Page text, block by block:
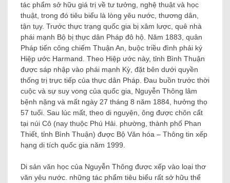
tác phẩm sở hữu giá trị về tư tưởng, nghệ thuật và học
thuật, trong đó tiêu biểu là lòng yêu nước, thương dân,
tận tụy. Trước thực trạng quốc gia bị xâm lược, quê nhà
phái mạnh Bộ bị thực dân Pháp đô hộ. Năm 1883, quân
Pháp tiến công chiếm Thuận An, buộc triều đình phải ký
Hiệp ước Harmand. Theo Hiệp ước này, tỉnh Bình Thuận
được sáp nhập vào phái mạnh Kỳ, đặt bên dưới quyền
thống trị trực tiếp của thực dân Pháp. Đau buồn trước thời
cuộc và sự suy vong của quốc gia, Nguyễn Thông lâm
bệnh nặng và mất ngày 27 tháng 8 năm 1884, hưởng thọ
57 tuổi. Sau lúc mất, theo di nguyện, ông được chôn cất
tại núi Cô (nay thuộc Phú Hải. phường, thành phố Phan
Thiết, tỉnh Bình Thuận) được Bộ Văn hóa – Thông tin xếp
hạng di tích quốc gia năm 1999.
Di sản văn học của Nguyễn Thông được xếp vào loại thơ
văn yêu nước. những tác phẩm tiêu biểu rất sở hữu thể